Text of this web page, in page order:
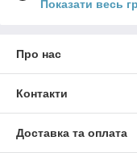
Показати весь
Про нас
Контакти
Доставка та оплата